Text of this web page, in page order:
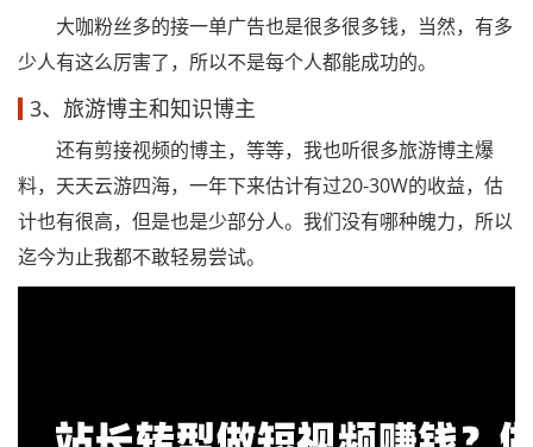
大咖粉丝多的接一单广告也是很多很多钱，当然，有多
少人有这么厉害了，所以不是每个人都能成功的。
3、旅游博主和知识博主
还有剪接视频的博主，等等，我也听很多旅游博主爆
料，天天云游四海，一年下来估计有过20-30W的收益，估
计也有很高，但是也是少部分人。我们没有哪种魄力，所以
迄今为止我都不敢轻易尝试。